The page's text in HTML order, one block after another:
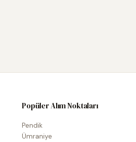
Popüler Alım Noktaları
Pendik
Ümraniye